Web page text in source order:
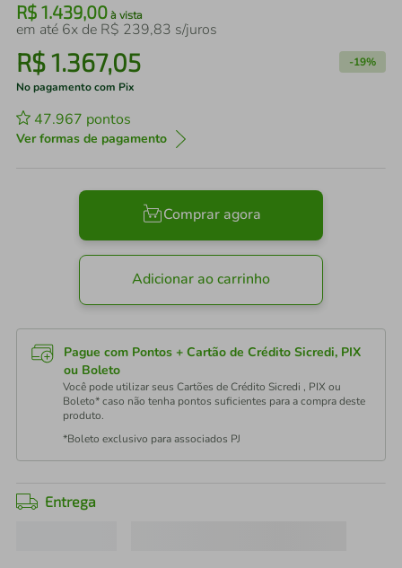
R$ 1.439,00 à vista
em até 6x de R$ 239,83 s/juros
R$1.367,05 -19%
No pagamento com Pix
47.967 pontos
Ver formas de pagamento
Comprar agora
Adicionar ao carrinho
Pague com Pontos + Cartão de Crédito Sicredi, PIX
ou Boleto
Você pode utilizar seus Cartões de Crédito Sicredi , PIX ou
Boleto* caso não tenha pontos suficientes para a compra deste
produto.
*Boleto exclusivo para associados PJ
Entrega